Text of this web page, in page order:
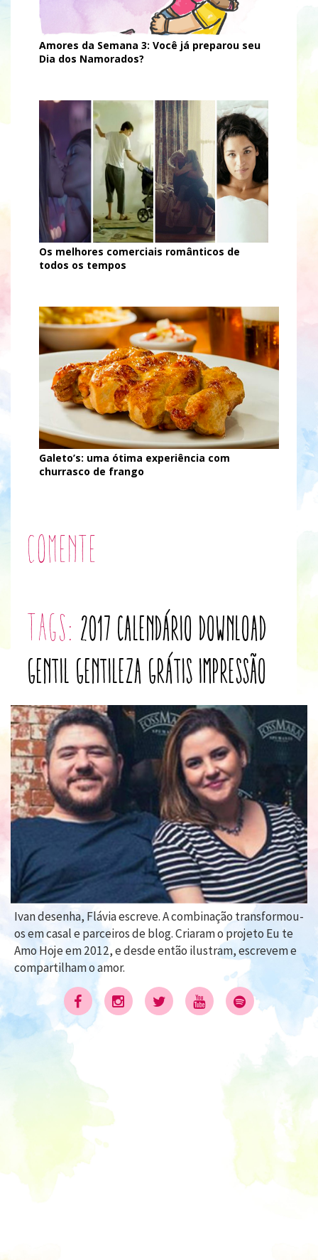
Amores da Semana 3: Você já preparou seu
Dia dos Namorados?
Os melhores comerciais românticos de
todos os tempos
Galeto’s: uma ótima experiência com
churrasco de frango
Comente
tags: 2017calendário download
gentilgentileza grátisimpressão
Ivan desenha, Flávia escreve. A combinação transformou-
os em casal e parceiros de blog. Criaram o projeto Eu te
Amo Hoje em 2012, e desde então ilustram, escrevem e
compartilham o amor.